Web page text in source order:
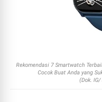
Rekomendasi 7 Smartwatch
Cocok Buat Anda yang
(Dok.